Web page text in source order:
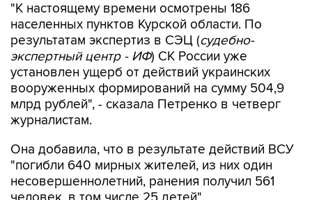
"К настоящему времени осмотрены 186
населенных пунктов Курской области. По
результатам экспертиз в СЭЦ (судебно-
экспертный центр - ИФ) СК России уже
установлен ущерб от действий украинских
вооруженных формирований на сумму 504,9
млрд рублей", - сказала Петренко в четверг
журналистам.
Она добавила, что в результате действий ВСУ
"погибли 640 мирных жителей, из них один
несовершеннолетний, ранения получил 561